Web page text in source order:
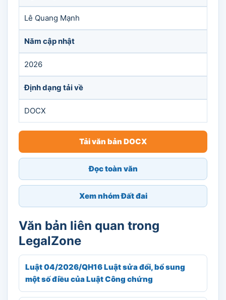
Lê Quang Mạnh
Năm cập nhật
2026
Định dạng tải về
DOCX
Tải văn bản DOCX
Đọc toàn văn
Xem nhóm Đất đai
Văn bản liên quan trong
LegalZone
Luật 04/2026/QH16 Luật sửa đổi, bổ sung
một số điều của Luật Công chứng